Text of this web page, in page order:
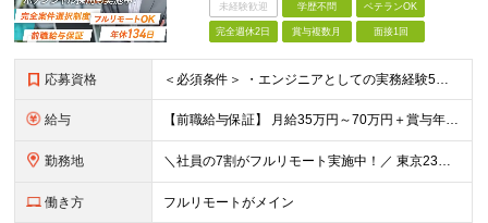
未経験歓迎 学歴不問 ベテランOK
完全週休2日 賞与複数月 面接1回
応募資格 ＜必須条件＞ ・エンジニアとしての実務経験5年以上 ＜尚可条件＞ ・PM、PL経験 ・後輩指導やチームリーダーなど、何らかのリード経験 ※リーダー未経験の方のご応募も大歓迎です！ポテンシャル採用を
給与 【前職給与保証】 月給35万円～70万円＋賞与年2回＋各種手当 ※前職の給与・スキル・経験を考慮の上、決定いたします。 ※月給には固定残業代（月30時間分／5万円～10万円）を含みます。超過分は別途
勤務地 ＼社員の7割がフルリモート実施中！／ 東京23区内など1都3県を中心としたプロジェクト先での勤務となります。 ※勤務地は希望を考慮します ≪本社≫ 東京都渋谷区恵比寿南1丁目3番7号 隅越ビル5階
働き方 フルリモートがメイン